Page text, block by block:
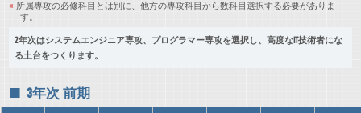
所属専攻の必修科目とは別に、他方の専攻科目から数科目選択する必要がありま
す。
2年次はシステムエンジニア専攻、プログラマー専攻を選択し、高度なIT技術者にな
る土台をつくります。
3年次 前期